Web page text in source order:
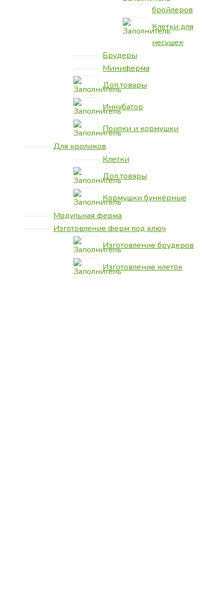
бройлеров
Клетки для
несушек
Брудеры
Миниферма
Доп.товары
Инкубатор
Поилки и кормушки
Для кроликов
Клетки
Доп.товары
Кормушки бункерные
Модульная ферма
Изготовление ферм под ключ
Изготовление брудеров
Изготовление клеток